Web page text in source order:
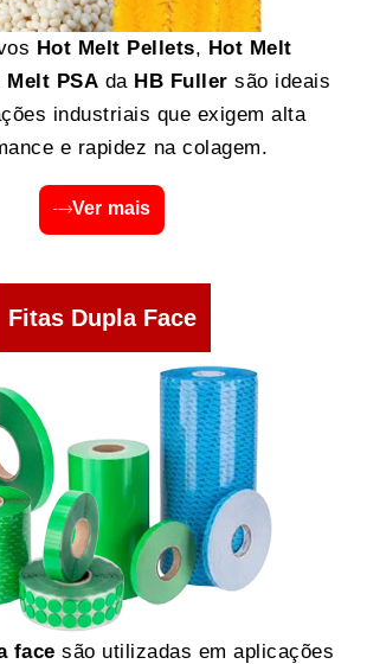
Hot Melt Pellets, Hot Melt
Melt PSA da HB Fuller são ideais
industriais que exigem alta
e rapidez na colagem.
Ver mais
Fitas Dupla Face
face são utilizadas em aplicações